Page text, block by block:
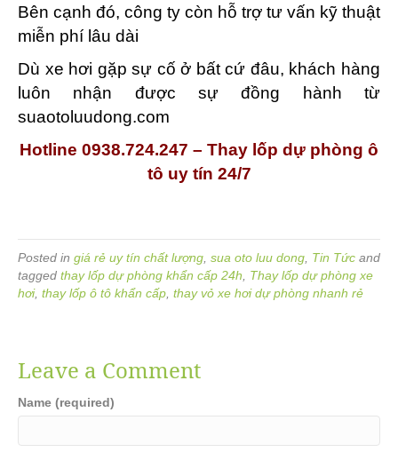
Bên cạnh đó, công ty còn hỗ trợ tư vấn kỹ thuật
miễn phí lâu dài
Dù xe hơi gặp sự cố ở bất cứ đâu, khách hàng
luôn nhận được sự đồng hành từ
suaotoluudong.com
Hotline 0938.724.247 – Thay lốp dự phòng ô
tô uy tín 24/7
Posted in giá rẻ uy tín chất lượng sua oto luu dong Tin Tức and
tagged thay lốp dự phòng khẩn cấp 24h
Thay lốp dự phòng xe
hơi, thay lốp ô tô khẩn cấp thay vỏ xe hơi dự phòng nhanh rẻ
Leave a Comment
Name (required)